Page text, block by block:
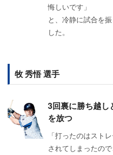
悔しいです」
と、冷静に試合を
した。
牧 秀悟 選手
3回裏に勝ち越し
を放つ
「打ったのはスト
されてしまったの